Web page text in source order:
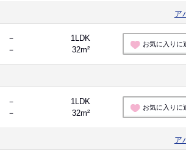
ア
－
－
1LDK
32m²
お気に入りに
－
－
1LDK
32m²
お気に入りに
ア